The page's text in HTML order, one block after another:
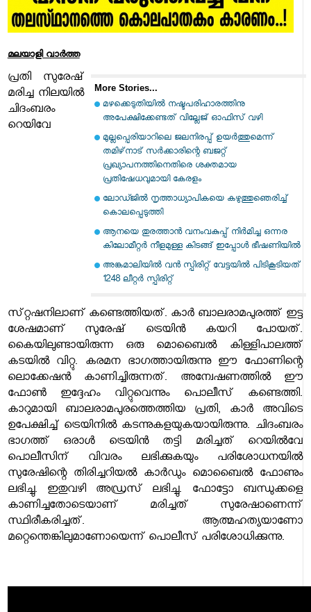
മലയാളി വാര്‍ത്ത
More Stories...
മഴക്കെടുതിയില്‍ നഷ്ടപരിഹാരത്തിനു
അപേക്ഷിക്കേണ്ടത് വില്ലേജ് ഓഫിസ് വഴി
മുല്ലപ്പെരിയാറിലെ ജലനിരപ്പ് ഉയര്‍ത്തുമെന്ന്
തമിഴ്‌നാട് സര്‍ക്കാരിന്റെ ബജറ്റ്
പ്രഖ്യാപനത്തിനെതിരെ ശക്തമായ
പ്രതിഷേധവുമായി കേരളം
ലോഡ്ജില്‍ നൃത്താധ്യാപികയെ കഴുത്തുഞെരിച്ച്
കൊലപ്പെടുത്തി
ആനയെ തുരത്താന്‍ വനംവകുപ്പ് നിര്‍മിച്ച ഒന്നര
കിലോമീറ്റര്‍ നീളമുള്ള കിടങ്ങ് ഇപ്പോള്‍ ഭീഷണിയില്‍
അങ്കമാലിയില്‍ വന്‍ സ്പിരിറ്റ് വേട്ടയില്‍ പിടികൂടിയത്
1248 ലീറ്റര്‍ സ്പിരിറ്റ്
പ്രതി സുരേഷ്
മരിച്ച നിലയിൽ
ചിദംബരം
റെയിവേ
സ്‌റ്റഷനിലാണ് കണ്ടെത്തിയത്. കാർ ബാലരാമപുരത്ത് ഇട്ട
ശേഷമാണ് സുരേഷ് ട്രെയിൻ കയറി പോയത്.
കൈയിലുണ്ടായിരുന്ന ഒരു മൊബൈൽ കിള്ളിപാലത്ത്
കടയിൽ വിറ്റു. കരമന ഭാ​ഗത്തായിരുന്നു ഈ ഫോണിന്റെ
ലൊക്കേഷൻ കാണിച്ചിരുന്നത്. അന്വേഷണത്തിൽ ഈ
ഫോൺ ഇദ്ദേഹം വിറ്റുവെന്നും പൊലീസ് കണ്ടെത്തി.
കാറുമായി ബാലരാമപുരത്തെത്തിയ പ്രതി, കാർ അവിടെ
ഉപേക്ഷിച്ച് ട്രെയിനിൽ കടന്നുകളയുകയായിരുന്നു. ചിദംബരം
ഭാ​ഗത്ത് ഒരാൾ ട്രെയിൻ തട്ടി മരിച്ചത് റെയിൽവേ
പൊലീസിന് വിവരം ലഭിക്കുകയും പരിശോധനയിൽ
സുരേഷിന്റെ തിരിച്ചറിയൽ കാർഡും മൊബൈൽ ഫോണും
ലഭിച്ചു. ഇതുവഴി അഡ്രസ് ലഭിച്ചു. ഫോട്ടോ ബന്ധുക്കളെ
കാണിച്ചതോടെയാണ് മരിച്ചത് സുരേഷാണെന്ന്
സ്ഥിരീകരിച്ചത്. ആത്മഹത്യയാണോ
മറ്റെന്തെങ്കിലുമാണോയെന്ന് പൊലീസ് പരിശോധിക്കുന്നു.